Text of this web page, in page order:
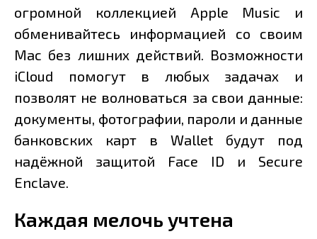
огромной коллекцией Apple Music и
обменивайтесь информацией со своим
Mac без лишних действий. Возможности
iCloud помогут в любых задачах и
позволят не волноваться за свои данные:
документы, фотографии, пароли и данные
банковских карт в Wallet будут под
надёжной защитой Face ID и Secure
Enclave.
Каждая мелочь учтена